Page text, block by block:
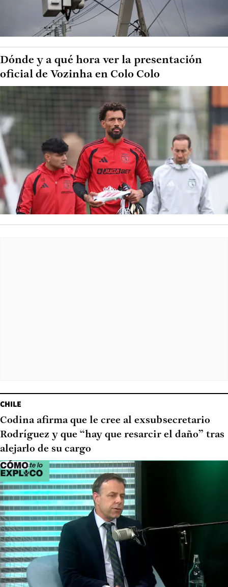
Dónde y a qué hora ver la presentación
oficial de Vozinha en Colo Colo
CHILE
Codina afirma que le cree al exsubsecretario
Rodríguez y que “hay que resarcir el daño” tras
alejarlo de su cargo